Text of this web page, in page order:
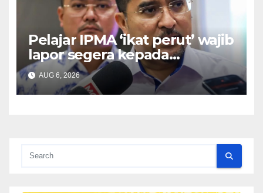
Pelajar IPMA ‘ikat perut’ wajib
lapor segera kepada
Pengarah – Asyraf Wajdi
AUG 6, 2026